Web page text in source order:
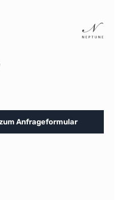
Anzahl: Gib den
Anfrageformular